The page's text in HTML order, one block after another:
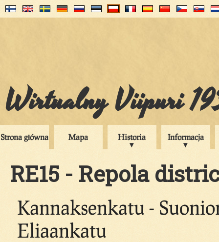
Wirtualny Viipuri
Strona główna Mapa Historia Informacja
RE15 - Repola
Kannaksenkatu -
Eliaankatu